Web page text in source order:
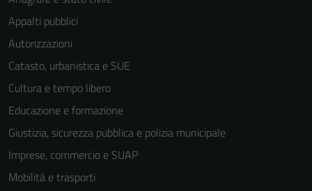
Appalti pubblici
Autorizzazioni
Catasto, urbanistica e SUE
Cultura e tempo libero
Educazione e formazione
Giustizia, sicurezza pubblica e polizia municipale
Imprese, commercio e SUAP
Mobilità e trasporti